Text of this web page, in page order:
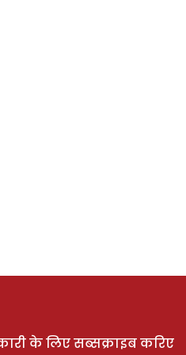
के लिए सब्सक्राइब करिए